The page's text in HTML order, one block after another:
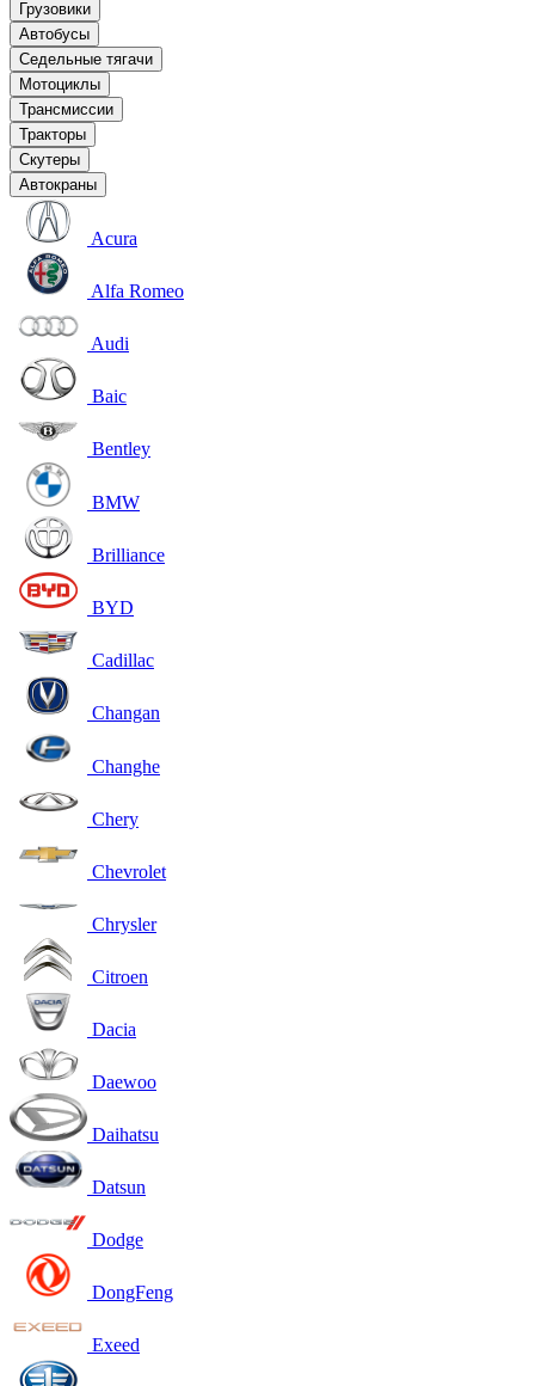
Грузовики
Автобусы
Седельные тягачи
Мотоциклы
Трансмиссии
Тракторы
Скутеры
Автокраны
Acura
Alfa Romeo
Audi
Baic
Bentley
BMW
Brilliance
BYD
Cadillac
Changan
Changhe
Chery
Chevrolet
Chrysler
Citroen
Dacia
Daewoo
Daihatsu
Datsun
Dodge
DongFeng
Exeed